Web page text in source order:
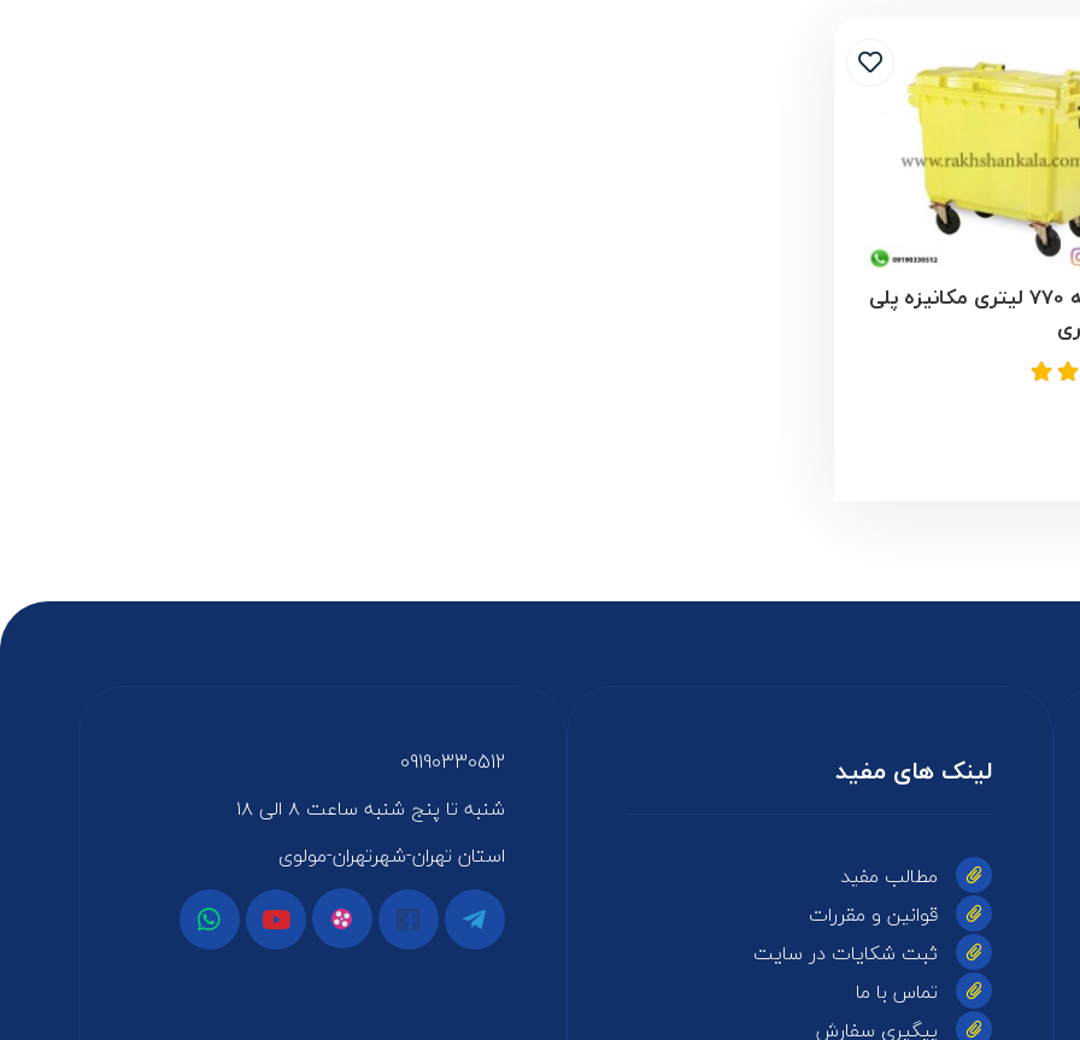
سطل زباله 770 لیتری مکانیزه پلی
لینک های مفید
مطالب مفید
قوانین و مقررات
ثبت شکایات در سایت
تماس با ما
پیگیری سفارش
09190330512
شنبه تا پنج شنبه ساعت ۸ الی ۱۸
استان تهران-شهرتهران-مولوی